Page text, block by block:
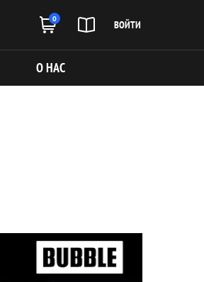
0 ВОЙТИ
О НАС